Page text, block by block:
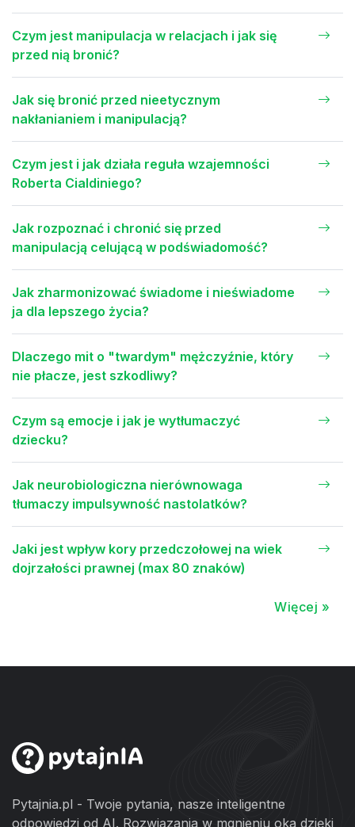
Czym jest manipulacja w relacjach i jak się
przed nią bronić?
Jak się bronić przed nieetycznym
nakłanianiem i manipulacją?
Czym jest i jak działa reguła wzajemności
Roberta Cialdiniego?
Jak rozpoznać i chronić się przed
manipulacją celującą w podświadomość?
Jak zharmonizować świadome i nieświadome
ja dla lepszego życia?
Dlaczego mit o "twardym" mężczyźnie, który
nie płacze, jest szkodliwy?
Czym są emocje i jak je wytłumaczyć
dziecku?
Jak neurobiologiczna nierównowaga
tłumaczy impulsywność nastolatków?
Jaki jest wpływ kory przedczołowej na wiek
dojrzałości prawnej (max 80 znaków)
Więcej »
Pytajnia.pl - Twoje pytania, nasze inteligentne
odpowiedzi od AI. Rozwiązania w mgnieniu oka dzięki